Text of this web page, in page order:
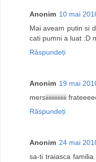
Anonim 10 mai
Mai aveam putin si
cati pumni a luat :D
Răspundeți
Anonim 19 mai
mersiiiiiiiiiiiiii
Răspundeți
Anonim 24 mai
sa-ti traiasca